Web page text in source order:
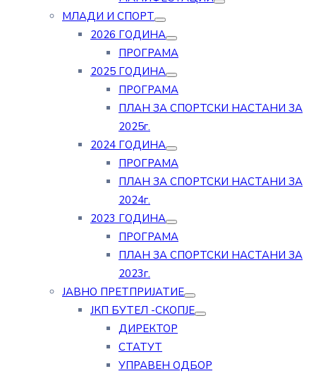
МЛАДИ И СПОРТ
2026 ГОДИНА
ПРОГРАМА
2025 ГОДИНА
ПРОГРАМА
ПЛАН ЗА СПОРТСКИ НАСТАНИ ЗА
2025г.
2024 ГОДИНА
ПРОГРАМА
ПЛАН ЗА СПОРТСКИ НАСТАНИ ЗА
2024г.
2023 ГОДИНА
ПРОГРАМА
ПЛАН ЗА СПОРТСКИ НАСТАНИ ЗА
2023г.
ЈАВНО ПРЕТПРИЈАТИЕ
ЈКП БУТЕЛ -СКОПЈЕ
ДИРЕКТОР
СТАТУТ
УПРАВЕН ОДБОР